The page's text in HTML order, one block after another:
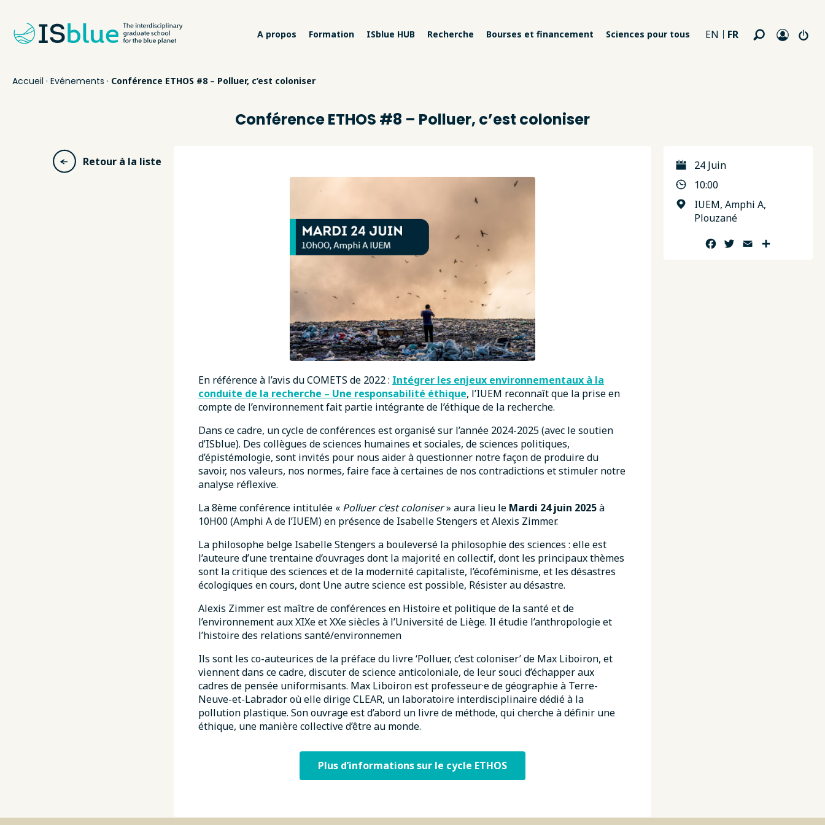
A propos Formation ISblue HUB Recherche Bourses et financement Sciences pour tous EN FR
Accueil · Evénements · Conférence ETHOS #8 – Polluer, c’est coloniser
Conférence ETHOS #8 – Polluer, c’est coloniser
Retour à la liste
En référence à l’avis du COMETS de 2022 : Intégrer les enjeux environnementaux à la
conduite de la recherche – Une responsabilité éthique, l’IUEM reconnaît que la prise en
compte de l’environnement fait partie intégrante de l’éthique de la recherche.
Dans ce cadre, un cycle de conférences est organisé sur l’année 2024-2025 (avec le soutien
d’ISblue). Des collègues de sciences humaines et sociales, de sciences politiques,
d’épistémologie, sont invités pour nous aider à questionner notre façon de produire du
savoir, nos valeurs, nos normes, faire face à certaines de nos contradictions et stimuler notre
analyse réflexive.
La 8ème conférence intitulée « Polluer c’est coloniser» aura lieu le Mardi 24 juin 2025à
10H00 (Amphi A de l’IUEM) en présence de Isabelle Stengers et Alexis Zimmer.
La philosophe belge Isabelle Stengers a bouleversé la philosophie des sciences : elle est
l’auteure d’une trentaine d’ouvrages dont la majorité en collectif, dont les principaux thèmes
sont la critique des sciences et de la modernité capitaliste, l’écoféminisme, et les désastres
écologiques en cours, dont Une autre science est possible, Résister au désastre.
Alexis Zimmer est maître de conférences en Histoire et politique de la santé et de
l’environnement aux XIXe et XXe siècles à l’Université de Liège. Il étudie l’anthropologie et
l’histoire des relations santé/environnemen
Ils sont les co-auteurices de la préface du livre ‘Polluer, c’est coloniser’ de Max Liboiron, et
viennent dans ce cadre, discuter de science anticoloniale, de leur souci d’échapper aux
cadres de pensée uniformisants. Max Liboiron est professeur·e de géographie à Terre-
Neuve-et-Labrador où elle dirige CLEAR, un laboratoire interdisciplinaire dédié à la
pollution plastique. Son ouvrage est d’abord un livre de méthode, qui cherche à définir une
éthique, une manière collective d’être au monde.
Plus d’informations sur le cycle ETHOS
24 Juin
10:00
IUEM, Amphi A,
Plouzané
Facebook
TwitterEmailPartager